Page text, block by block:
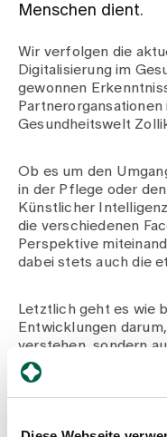
Menschen dient.
Wir verfolgen die
Digitalisierung im
gewonnen
Gesundheitswelt
Ob es um den
in der Pflege oder
Künstlicher
die verschiedenen
Perspektive
dabei stets auch die
Letztlich geht es wie
Entwicklungen
verstehen, sondern
mit den neuen
Gesundheitswesen